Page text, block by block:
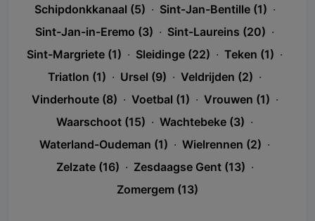
Schipdonkkanaal (5) · Sint-Jan-Bentille (1) ·
Sint-Jan-in-Eremo (3) · Sint-Laureins (20) ·
Sint-Margriete (1) · Sleidinge (22) · Teken (1) ·
Triatlon (1) · Ursel (9) · Veldrijden (2) ·
Vinderhoute (8) · Voetbal (1) · Vrouwen (1) ·
Waarschoot (15) · Wachtebeke (3) ·
Waterland-Oudeman (1) · Wielrennen (2) ·
Zelzate (16) · Zesdaagse Gent (13) ·
Zomergem (13)